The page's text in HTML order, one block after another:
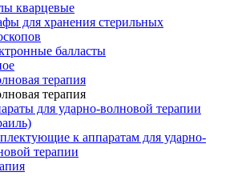
кварцевые
для хранения стерильных
балласты
терапия
терапия
для ударно-волновой терапии
к аппаратам для ударно-
терапии